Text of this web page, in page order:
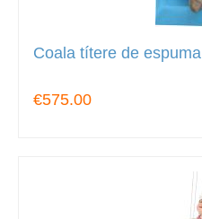
Coala títere de espuma
€575.00